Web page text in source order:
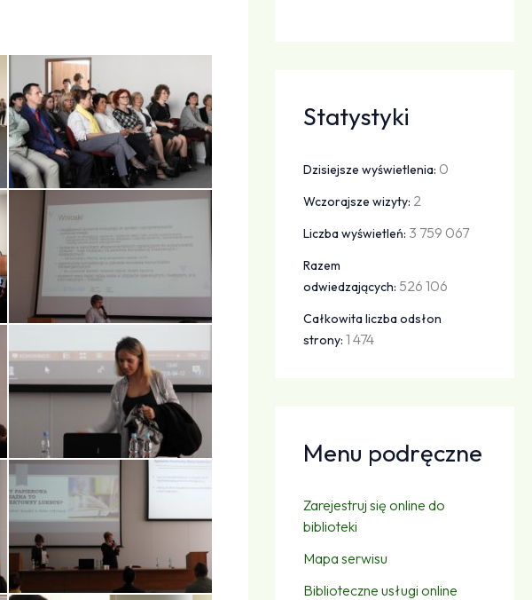
Statystyki
Dzisiejsze wyświetlenia: 0
Wczorajsze wizyty: 2
Liczba wyświetleń: 3 759 067
Razem
odwiedzających: 526 106
Całkowita liczba odsłon
strony:1 474
Menu podręczne
Zarejestruj się online do
biblioteki
Mapa serwisu
Biblioteczne usługi online